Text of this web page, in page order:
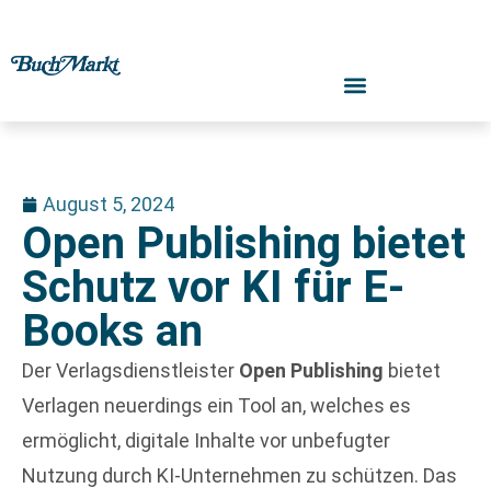
August 5, 2024
Open Publishing bietet
Schutz vor KI für E-
Books an
Der Verlagsdienstleister Open Publishing bietet
Verlagen neuerdings ein Tool an, welches es
ermöglicht, digitale Inhalte vor unbefugter
Nutzung durch KI-Unternehmen zu schützen. Das